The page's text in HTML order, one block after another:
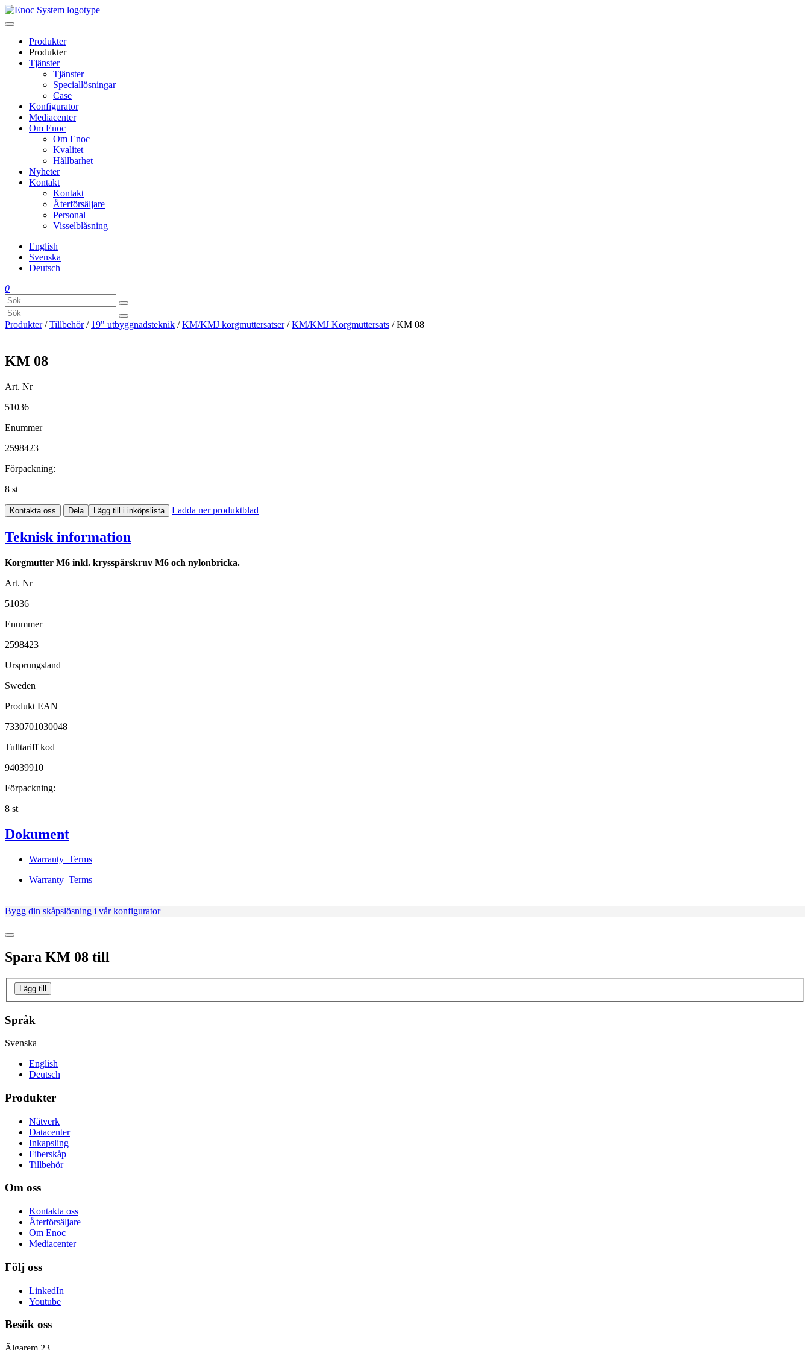
Skip
to
Produkter
Produkter
Tjänster
Tjänster
Speciallösningar
Case
Konfigurator
Mediacenter
Om Enoc
Om Enoc
Kvalitet
Hållbarhet
Nyheter
Kontakt
Kontakt
Återförsäljare
Personal
Visselblåsning
English
Svenska
Deutsch
0
Produkter/Tillbehör/ 19" utbyggnadsteknik /KM/KMJ korgmuttersatser/KM/KMJ Korgmuttersats / KM 08
KM 08
Art. Nr
51036
Enummer
2598423
Förpackning:
8 st
Kontakta oss Dela Lägg till i inköpslista Ladda ner produktblad
Teknisk information
Korgmutter M6 inkl. krysspårskruv M6 och nylonbricka.
Art. Nr
51036
Enummer
2598423
Ursprungsland
Sweden
Produkt EAN
7330701030048
Tulltariff kod
94039910
Förpackning:
8 st
Dokument
Warranty_Terms
Warranty_Terms
Bygg din skåpslösning i vår konfigurator
Spara KM 08 till
Lägg till
Språk
Svenska
English
Deutsch
Produkter
Nätverk
Datacenter
Inkapsling
Fiberskåp
Tillbehör
Om oss
Kontakta oss
Återförsäljare
Om Enoc
Mediacenter
Följ oss
LinkedIn
Youtube
Besök oss
Älgarem 23